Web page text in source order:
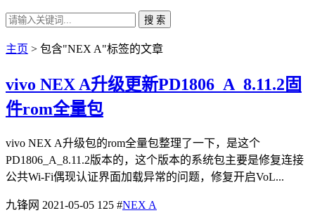
搜 索
主页 > 包含"NEX A"标签的文章
vivo NEX A升级更新PD1806_A_8.11.2固
件rom全量包
vivo NEX A升级包的rom全量包整理了一下，是这个
PD1806_A_8.11.2版本的，这个版本的系统包主要是修复连接
公共Wi-Fi偶现认证界面加载异常的问题，修复开启VoL...
九锋网 2021-05-05 125 #NEX A